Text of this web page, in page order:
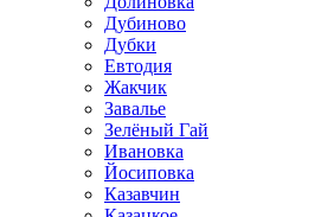
Дубиново
Дубки
Евтодия
Жакчик
Завалье
Зелёный Гай
Ивановка
Йосиповка
Казавчин